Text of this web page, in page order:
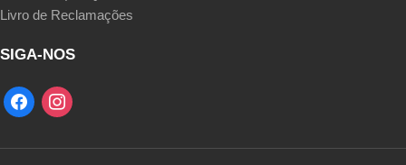
Livro de Reclamações
SIGA-NOS